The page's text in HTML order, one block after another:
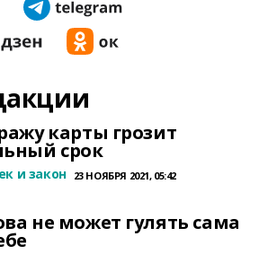
карты грозит
срок
и закон 23 НОЯБРЯ 2021, 05:42
не может гулять сама